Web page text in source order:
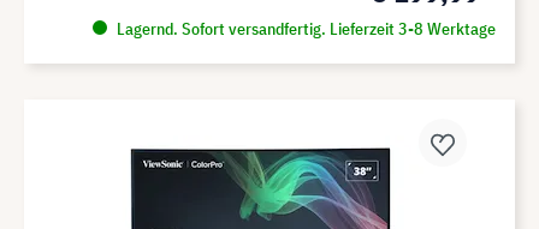
Lagernd. Sofort versandfertig. Lieferzeit 3-8 Werktage